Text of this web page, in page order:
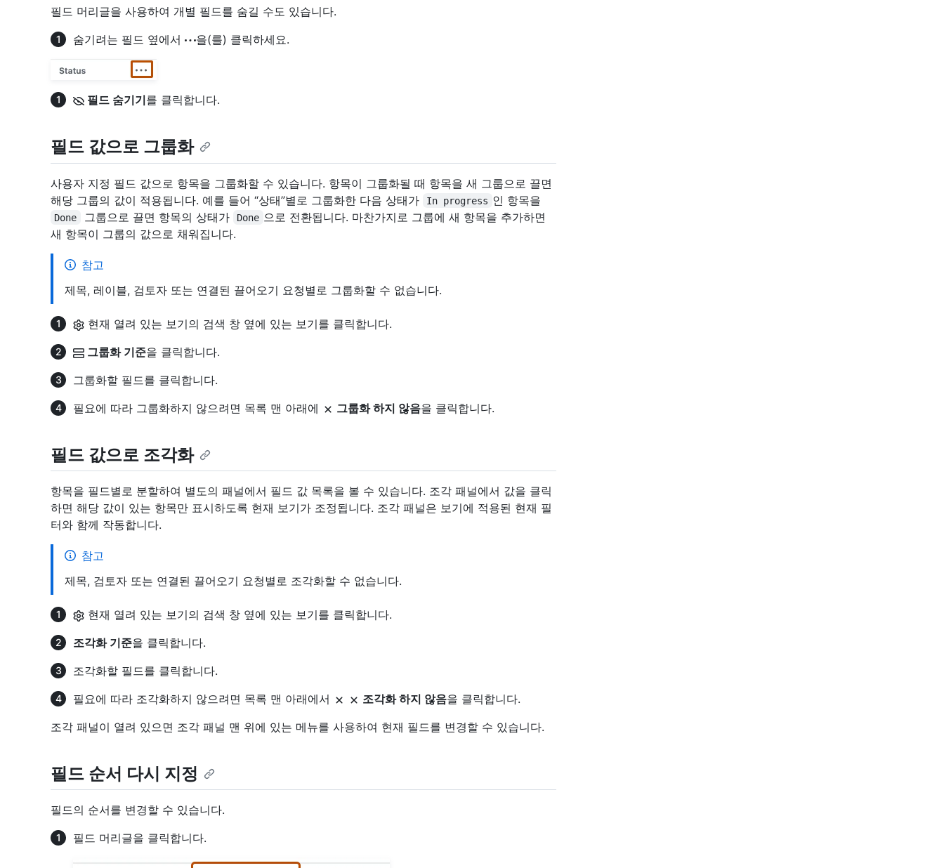
필드 머리글을 사용하여 개별 필드를 숨길 수도 있습니다.
숨기려는 필드 옆에서
을(를) 클릭하세요.
필드 숨기기를 클릭합니다.
필드 값으로 그룹화
사용자 지정 필드 값으로 항목을 그룹화할 수 있습니다. 항목이 그룹화될 때 항목을 새 그룹으로 끌면
해당 그룹의 값이 적용됩니다. 예를 들어 “상태”별로 그룹화한 다음 상태가
In progress 인 항목을
Done 그룹으로 끌면 항목의 상태가 Done 으로 전환됩니다. 마찬가지로 그룹에 새 항목을 추가하면
새 항목이 그룹의 값으로 채워집니다.
참고
제목, 레이블, 검토자 또는 연결된 끌어오기 요청별로 그룹화할 수 없습니다.
현재 열려 있는 보기의 검색 창 옆에 있는 보기를 클릭합니다.
그룹화 기준을 클릭합니다.
그룹화할 필드를 클릭합니다.
필요에 따라 그룹화하지 않으려면 목록 맨 아래에
그룹화 하지 않음을 클릭합니다.
필드 값으로 조각화
항목을 필드별로 분할하여 별도의 패널에서 필드 값 목록을 볼 수 있습니다. 조각 패널에서 값을 클릭
하면 해당 값이 있는 항목만 표시하도록 현재 보기가 조정됩니다. 조각 패널은 보기에 적용된 현재 필
터와 함께 작동합니다.
참고
제목, 검토자 또는 연결된 끌어오기 요청별로 조각화할 수 없습니다.
현재 열려 있는 보기의 검색 창 옆에 있는 보기를 클릭합니다.
조각화 기준을 클릭합니다.
조각화할 필드를 클릭합니다.
필요에 따라 조각화하지 않으려면 목록 맨 아래에서
조각화 하지 않음을 클릭합니다.
조각 패널이 열려 있으면 조각 패널 맨 위에 있는 메뉴를 사용하여 현재 필드를 변경할 수 있습니다.
필드 순서 다시 지정
필드의 순서를 변경할 수 있습니다.
필드 머리글을 클릭합니다.